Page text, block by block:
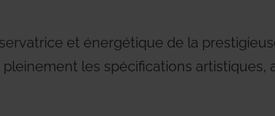
et énergétique de la
les spécifications artistiques,